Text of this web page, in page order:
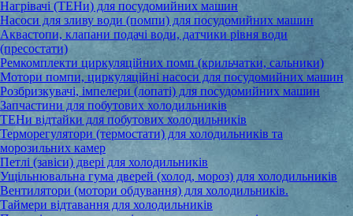
Нагрівачі (ТЕНи) для посудомийних машин
Насоси для зливу води (помпи) для посудомийних машин
Аквастопи, клапани подачі води, датчики рівня води
(пресостати)
Ремкомплекти циркуляційних помп (крильчатки, сальники)
Мотори помпи, циркуляційні насоси для посудомийних машин
Розбризкувачі, імпелери (лопаті) для посудомийних машин
Запчастини для побутових холодильників
ТЕНи відтайки для побутових холодильників
Терморегулятори (термостати) для холодильників та
морозильних камер
Петлі (завіси) двері для холодильників
Ущільнювальна гума дверей (холод, мороз) для холодильників
Вентилятори (мотори обдування) для холодильників.
Таймери відтавання для холодильників